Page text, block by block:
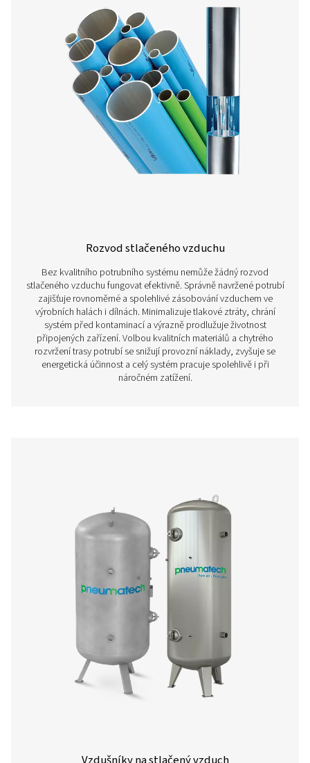
Kompletní sortiment
Níže naleznete naši nabídku doplňkových
Rozvod stlačeného vzduchu
Bez kvalitního potrubního systému nemůže žádný
stlačeného vzduchu fungovat efektivně. Správně
zajišťuje rovnoměrné a spolehlivé zásobování
výrobních halách i dílnách. Minimalizuje tlakové
systém před kontaminací a výrazně prodlužuje
připojených zařízení. Volbou kvalitních materiálů a
rozvržení trasy potrubí se snižují provozní náklady,
energetická účinnost a celý systém pracuje
náročném zatížení.